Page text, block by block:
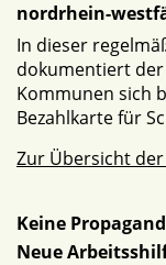
nordrhein-
In dieser
dokumentiert der
Kommunen sich
Bezahlkarte für
Zur Übersicht
Keine
Neue